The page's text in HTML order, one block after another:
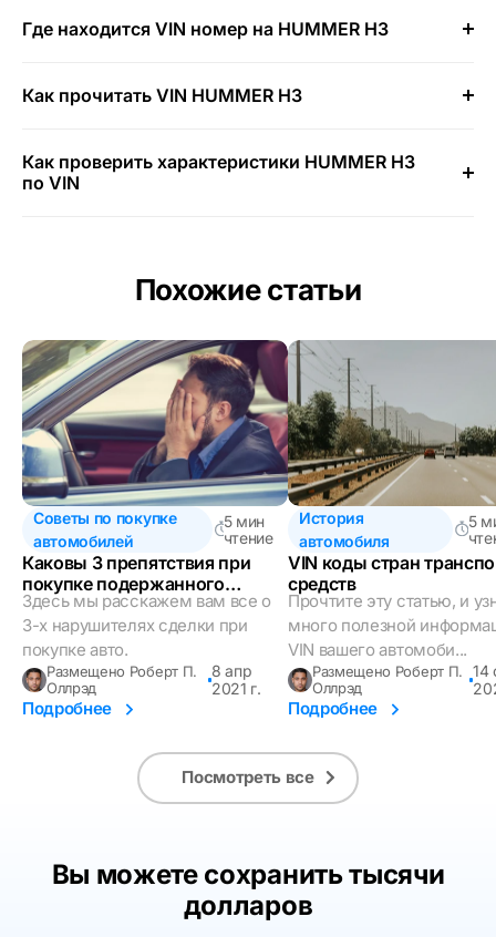
Где находится VIN номер на HUMMER H3
Как прочитать VIN HUMMER H3
Как проверить характеристики HUMMER H3
по VIN
Похожие статьи
Советы по покупке
автомобилей
5 мин
чтение
Каковы 3 препятствия при
покупке подержанного
автомобиля?
Здесь мы расскажем вам все о
3-х нарушителях сделки при
покупке авто.
Размещено Роберт П.
Оллрэд
8 апр
2021 г.
Подробнее
История
автомобиля
5
VIN коды стран
средств
Прочтите эту статью, и
много полезной
VIN вашего автомоби...
Размещено Роберт П.
Оллрэд
14
Подробнее
Посмотреть все
Вы можете сохранить тысячи
долларов